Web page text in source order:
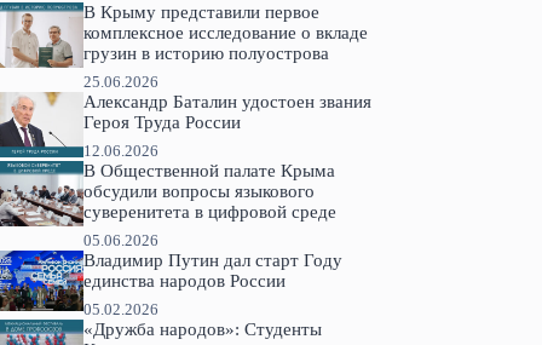
В Крыму представили первое
комплексное исследование о вкладе
грузин в историю полуострова
25.06.2026
Александр Баталин удостоен звания
Героя Труда России
12.06.2026
В Общественной палате Крыма
обсудили вопросы языкового
суверенитета в цифровой среде
05.06.2026
Владимир Путин дал старт Году
единства народов России
05.02.2026
«Дружба народов»: Студенты